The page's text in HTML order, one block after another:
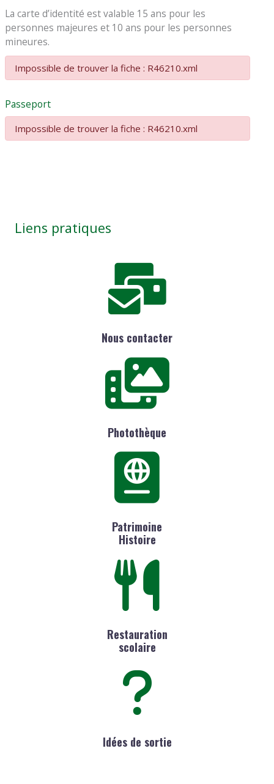
La carte d’identité est valable 15 ans pour les
personnes majeures et 10 ans pour les personnes
mineures.
Impossible de trouver la fiche : R46210.xml
Passeport
Impossible de trouver la fiche : R46210.xml
Liens pratiques
Nous contacter
Photothèque
Patrimoine
Histoire
Restauration
scolaire
Idées de sortie